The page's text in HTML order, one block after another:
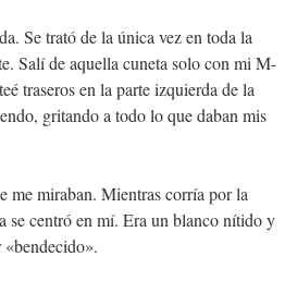
Se trató de la única vez en toda la
Salí de aquella cuneta solo con mi M-
traseros en la parte izquierda de la
gritando a todo lo que daban mis
me miraban. Mientras corría por la
se centró en mí. Era un blanco nítido y
«bendecido».